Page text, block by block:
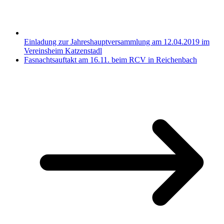
Einladung zur Jahreshauptversammlung am 12.04.2019 im
Vereinsheim Katzenstadl
Fasnachtsauftakt am 16.11. beim RCV in Reichenbach